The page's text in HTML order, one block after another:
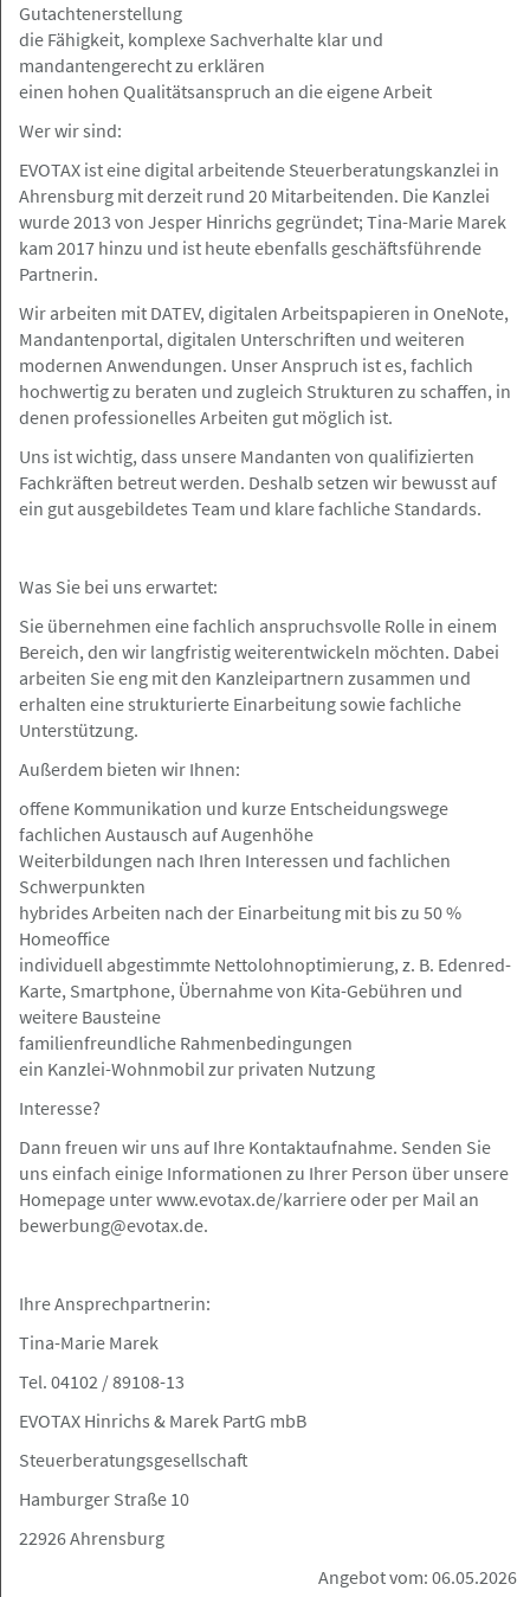
28.05.2026
Rechtsanwältin/Rechtsanwalt (m/w/d)
im Arbeitsrecht zum 01.09.2026
gesucht
Rödingsmarkt 20, 20459 Hamburg Angebot
27.05.2026
Rechtsanwalt (m/w/d) mit
Polnischkenntnissen im Bereich
Handels- und Gesellschtsrecht
27.05.2026
Buchhalter (m/w/d) für RA-Micro
Grau Rechtsanwälte PartGmbB
Rödingsmarkt 20, 20459 Hamburg Angebot
27.05.2026
Rechtsanwaltsfachangestellte (m/w/d)
in Voll-, Teilzeit
Grau Rechtsanwälte PartGmbB
HH Angebot
27.05.2026
Rechtsanwaltsfachangestellte (m/w/d)
26.05.2026
Entlastung für Ihre Kanzlei – genau
dann, wenn Unterstützung wirklich
Gutachtenerstellung
die Fähigkeit, komplexe Sachverhalte klar und
mandantengerecht zu erklären
einen hohen Qualitätsanspruch an die eigene Arbeit
Wer wir sind:
EVOTAX ist eine digital arbeitende Steuerberatungskanzlei in
Ahrensburg mit derzeit rund 20 Mitarbeitenden. Die Kanzlei
wurde 2013 von Jesper Hinrichs gegründet; Tina-Marie Marek
kam 2017 hinzu und ist heute ebenfalls geschäftsführende
Partnerin.
Wir arbeiten mit DATEV, digitalen Arbeitspapieren in OneNote,
Mandantenportal, digitalen Unterschriften und weiteren
modernen Anwendungen. Unser Anspruch ist es, fachlich
hochwertig zu beraten und zugleich Strukturen zu schaffen, in
denen professionelles Arbeiten gut möglich ist.
Uns ist wichtig, dass unsere Mandanten von qualifizierten
Fachkräften betreut werden. Deshalb setzen wir bewusst auf
ein gut ausgebildetes Team und klare fachliche Standards.
Was Sie bei uns erwartet:
Sie übernehmen eine fachlich anspruchsvolle Rolle in einem
Bereich, den wir langfristig weiterentwickeln möchten. Dabei
arbeiten Sie eng mit den Kanzleipartnern zusammen und
erhalten eine strukturierte Einarbeitung sowie fachliche
Unterstützung.
Außerdem bieten wir Ihnen:
offene Kommunikation und kurze Entscheidungswege
fachlichen Austausch auf Augenhöhe
Weiterbildungen nach Ihren Interessen und fachlichen
Schwerpunkten
hybrides Arbeiten nach der Einarbeitung mit bis zu 50 %
Homeoffice
individuell abgestimmte Nettolohnoptimierung, z. B. Edenred-
Karte, Smartphone, Übernahme von Kita-Gebühren und
weitere Bausteine
familienfreundliche Rahmenbedingungen
ein Kanzlei-Wohnmobil zur privaten Nutzung
Interesse?
Dann freuen wir uns auf Ihre Kontaktaufnahme. Senden Sie
uns einfach einige Informationen zu Ihrer Person über unsere
Homepage unter www.evotax.de/karriere oder per Mail an
bewerbung@evotax.de.
Ihre Ansprechpartnerin:
Tina-Marie Marek
Tel. 04102 / 89108-13
EVOTAX Hinrichs & Marek PartG mbB
Steuerberatungsgesellschaft
Hamburger Straße 10
22926 Ahrensburg
Angebot vom: 06.05.2026